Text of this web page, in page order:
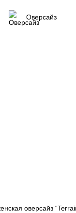
Оверсайз